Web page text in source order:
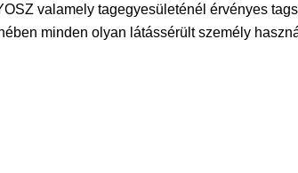
valamely tagegyesületénél érvényes
minden olyan látássérült személy